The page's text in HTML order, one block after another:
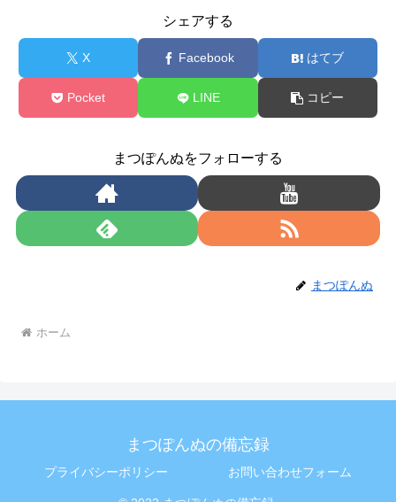
シェアする
X Facebook はてブ
Pocket LINE コピー
まつぽんぬをフォローする
まつぽんぬ
ホーム
まつぽんぬの備忘録
プライバシーポリシー お問い合わせフォーム